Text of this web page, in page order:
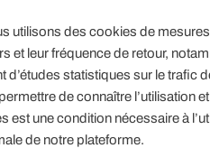
utilisons des cookies de
et leur fréquence de retour,
statistiques sur le trafic
de connaître l’utilisation
une condition nécessaire à
de notre plateforme.